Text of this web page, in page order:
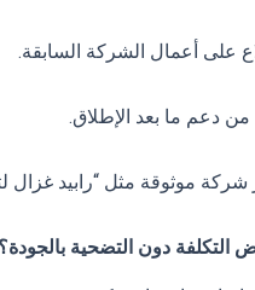
على أعمال الشركة السابقة.
من دعم ما بعد الإطلاق.
شركة موثوقة مثل “رابيد غزال
دون التضحية بالجودة؟